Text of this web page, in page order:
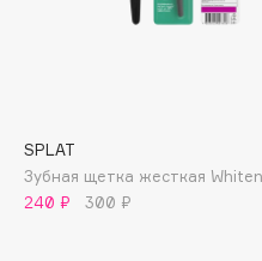
Banderas
Basicare
SPLAT
Зубная щетка жесткая
240 ₽
300 ₽